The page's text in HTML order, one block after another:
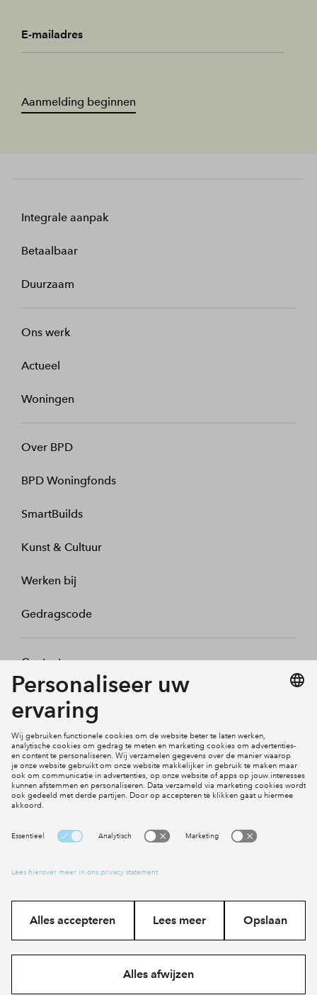
E-mailadres
Aanmelding beginnen
Integrale aanpak
Betaalbaar
Duurzaam
Ons werk
Actueel
Woningen
Over BPD
BPD Woningfonds
SmartBuilds
Kunst & Cultuur
Werken bij
Gedragscode
Contact
Mijn profiel
Social Media
Cookies
Privacy statement